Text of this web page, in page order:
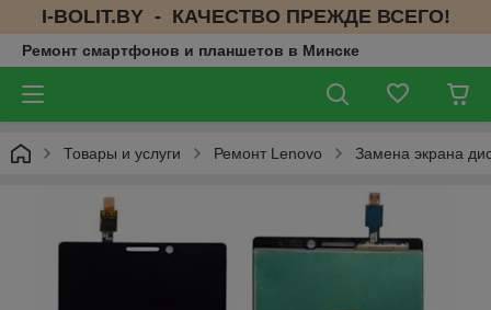
I-BOLIT.BY - КАЧЕСТВО ПРЕЖДЕ ВСЕГО!
Ремонт смартфонов и планшетов в Минске
Товары и услуги Ремонт Lenovo Замена экрана